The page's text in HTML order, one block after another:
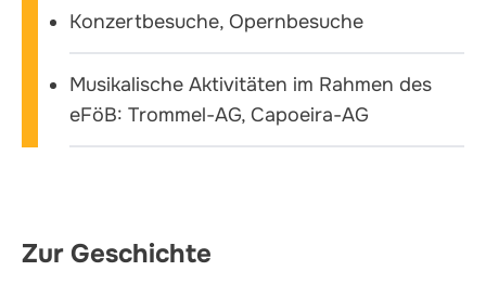
Konzertbesuche, Opernbesuche
Musikalische Aktivitäten im Rahmen des
eFöB: Trommel-AG, Capoeira-AG
Zur Geschichte